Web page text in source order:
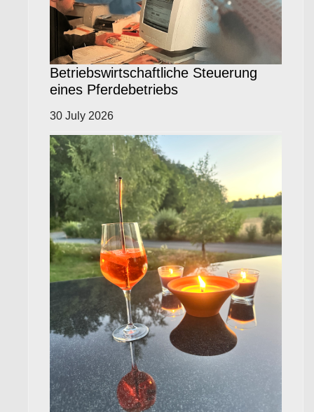
Betriebswirtschaftliche Steuerung
eines Pferdebetriebs
30 July 2026